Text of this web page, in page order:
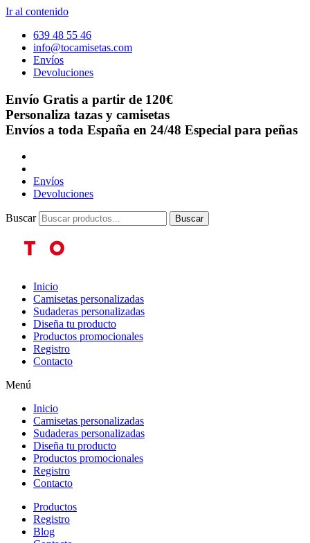
Ir al contenido
639 48 55 46
info@tocamisetas.com
Envíos
Devoluciones
Envío Gratis a partir de 120€
Personaliza tazas y camisetas
Envíos a toda España en 24/48 Especial para peñas
Envíos
Devoluciones
Buscar Buscar
Inicio
Camisetas personalizadas
Sudaderas personalizadas
Diseña tu producto
Productos promocionales
Registro
Contacto
Menú
Inicio
Camisetas personalizadas
Sudaderas personalizadas
Diseña tu producto
Productos promocionales
Registro
Contacto
Productos
Registro
Blog